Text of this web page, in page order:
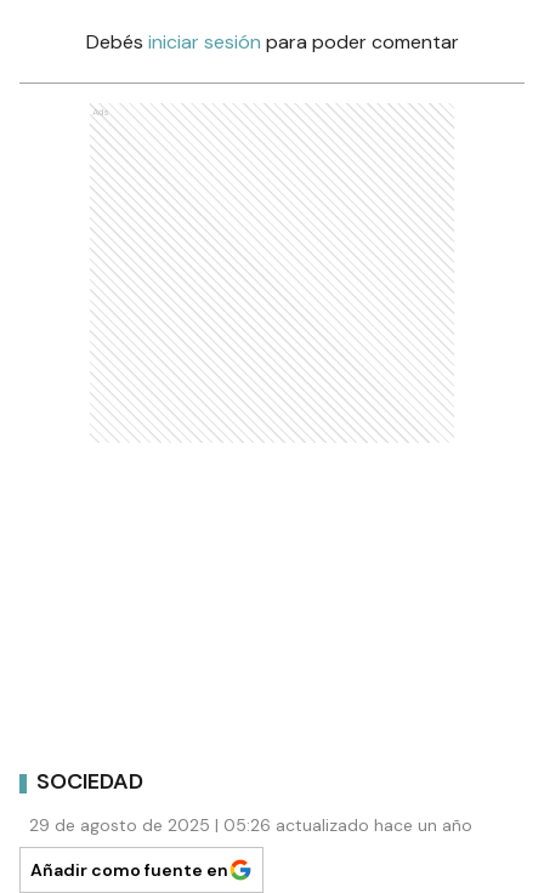
Debés iniciar sesión para poder comentar
Ads
SOCIEDAD
29 de agosto de 2025 | 05:26 actualizado hace un año
Añadir como fuente en